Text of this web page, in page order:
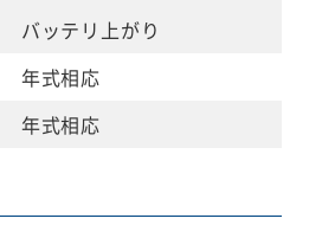
バッテリ上がり
年式相応
年式相応